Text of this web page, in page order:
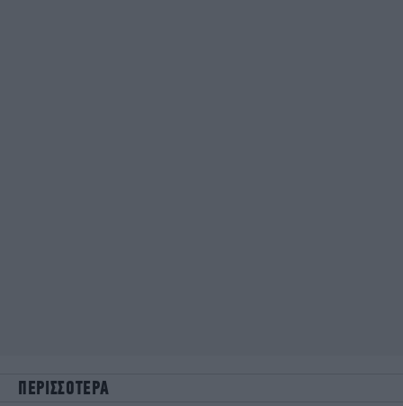
ΠΕΡΙΣΣΟΤΕΡΑ